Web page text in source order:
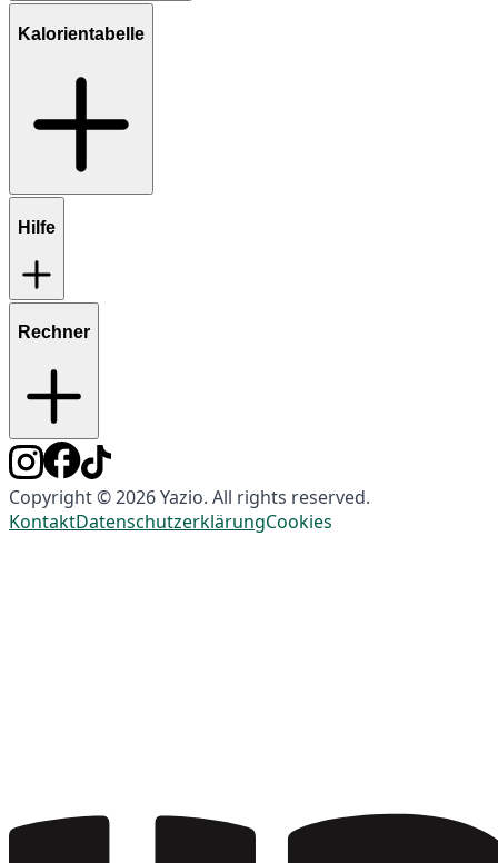
Kalorientabelle
Hilfe
Rechner
Copyright © 2026 Yazio. All rights reserved.
KontaktDatenschutzerklärungCookies